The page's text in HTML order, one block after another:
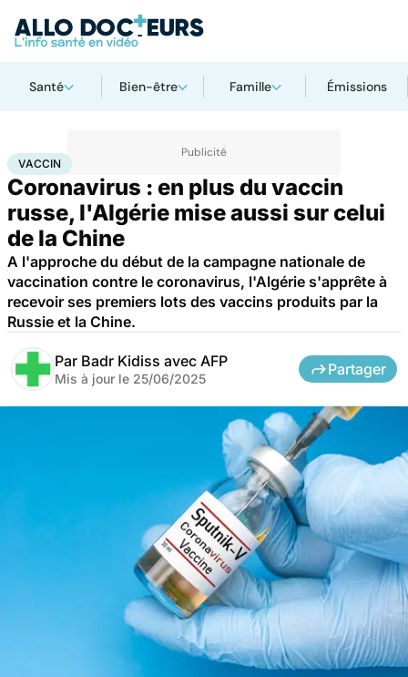
Santé Bien-être Famille Émissions
AccueilSanté Vaccin
VACCIN
Coronavirus : en plus du vaccin
russe, l'Algérie mise aussi sur celui
de la Chine
A l'approche du début de la campagne nationale de
vaccination contre le coronavirus, l'Algérie s'apprête à
recevoir ses premiers lots des vaccins produits par la
Russie et la Chine.
Par Badr Kidiss avec AFP
Mis à jour le 25/06/2025
Partager